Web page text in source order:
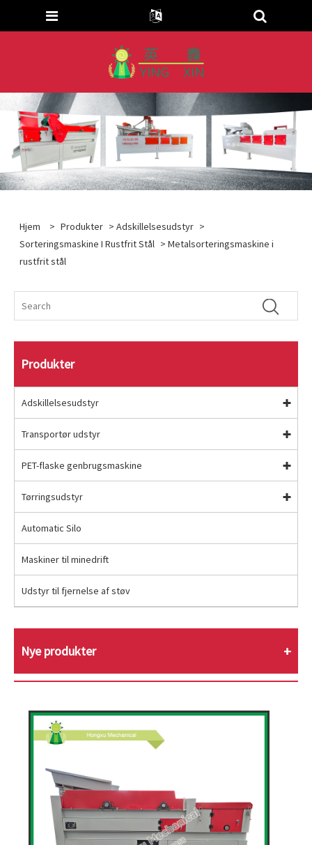
Hjem > Produkter >Adskillelsesudstyr >
Sorteringsmaskine I Rustfrit Stål > Metalsorteringsmaskine i
rustfrit stål
Produkter
Adskillelsesudstyr
Transportør udstyr
PET-flaske genbrugsmaskine
Tørringsudstyr
Automatic Silo
Maskiner til minedrift
Udstyr til fjernelse af støv
Nye produkter